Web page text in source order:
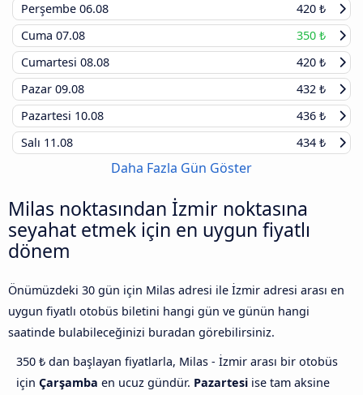
Perşembe 06.08
420 ₺
Cuma 07.08
350 ₺
Cumartesi 08.08
420 ₺
Pazar 09.08
432 ₺
Pazartesi 10.08
436 ₺
Salı 11.08 434 ₺
Daha Fazla Gün Göster
Milas noktasından İzmir noktasına
seyahat etmek için en uygun fiyatlı
dönem
Önümüzdeki 30 gün için Milas adresi ile İzmir adresi arası en
uygun fiyatlı otobüs biletini hangi gün ve günün hangi
saatinde bulabileceğinizi buradan görebilirsiniz.
350 ₺ dan başlayan fiyatlarla, Milas - İzmir arası bir otobüs
için Çarşamba en ucuz gündür. Pazartesi ise tam aksine